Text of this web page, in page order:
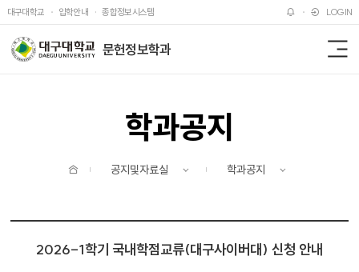
본문 바로가기
주메뉴 바로가기
대구대학교 입학안내 종합정보시스템 LOGIN
문헌정보학과
학과공지
공지및자료실 학과공지
2026-1학기 국내학점교류(대구사이버대) 신청 안내